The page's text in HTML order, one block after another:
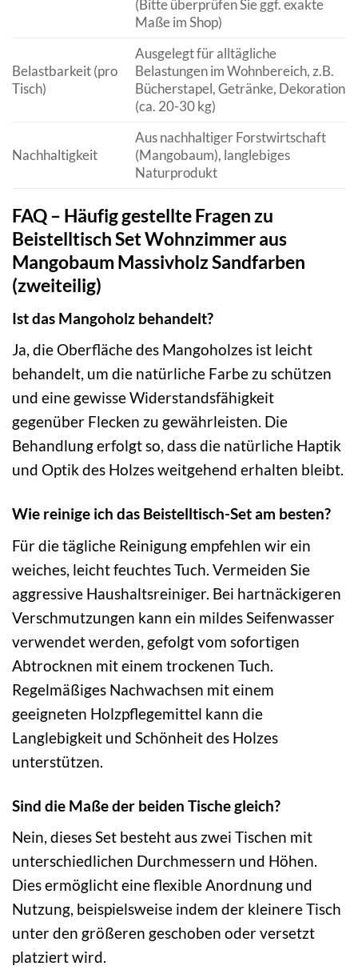
(Bitte überprüfen Sie ggf. exakte
Maße im Shop)
Belastbarkeit (pro
Tisch)
Ausgelegt für alltägliche
Belastungen im Wohnbereich, z.B.
Bücherstapel, Getränke, Dekoration
(ca. 20-30 kg)
Nachhaltigkeit
Aus nachhaltiger Forstwirtschaft
(Mangobaum), langlebiges
Naturprodukt
FAQ – Häufig gestellte Fragen zu
Beistelltisch Set Wohnzimmer aus
Mangobaum Massivholz Sandfarben
(zweiteilig)
Ist das Mangoholz behandelt?
Ja, die Oberfläche des Mangoholzes ist leicht
behandelt, um die natürliche Farbe zu schützen
und eine gewisse Widerstandsfähigkeit
gegenüber Flecken zu gewährleisten. Die
Behandlung erfolgt so, dass die natürliche Haptik
und Optik des Holzes weitgehend erhalten bleibt.
Wie reinige ich das Beistelltisch-Set am besten?
Für die tägliche Reinigung empfehlen wir ein
weiches, leicht feuchtes Tuch. Vermeiden Sie
aggressive Haushaltsreiniger. Bei hartnäckigeren
Verschmutzungen kann ein mildes Seifenwasser
verwendet werden, gefolgt vom sofortigen
Abtrocknen mit einem trockenen Tuch.
Regelmäßiges Nachwachsen mit einem
geeigneten Holzpflegemittel kann die
Langlebigkeit und Schönheit des Holzes
unterstützen.
Sind die Maße der beiden Tische gleich?
Nein, dieses Set besteht aus zwei Tischen mit
unterschiedlichen Durchmessern und Höhen.
Dies ermöglicht eine flexible Anordnung und
Nutzung, beispielsweise indem der kleinere Tisch
unter den größeren geschoben oder versetzt
platziert wird.